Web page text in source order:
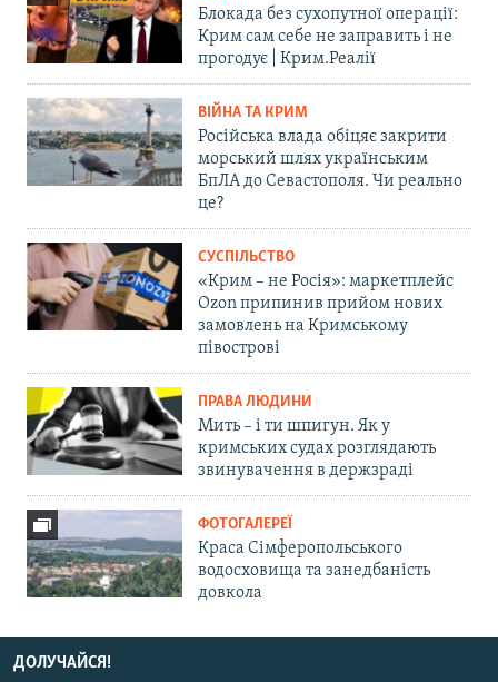
Блокада без сухопутної операції:
Крим сам себе не заправить і не
прогодує | Крим.Реалії
ВІЙНА ТА КРИМ
Російська влада обіцяє закрити
морський шлях українським
БпЛА до Севастополя. Чи реально
це?
СУСПІЛЬСТВО
«Крим – не Росія»: маркетплейс
Ozon припинив прийом нових
замовлень на Кримському
півострові
ПРАВА ЛЮДИНИ
Мить – і ти шпигун. Як у
кримських судах розглядають
звинувачення в держзраді
ФОТОГАЛЕРЕЇ
Краса Сімферопольського
водосховища та занедбаність
довкола
ДОЛУЧАЙСЯ!